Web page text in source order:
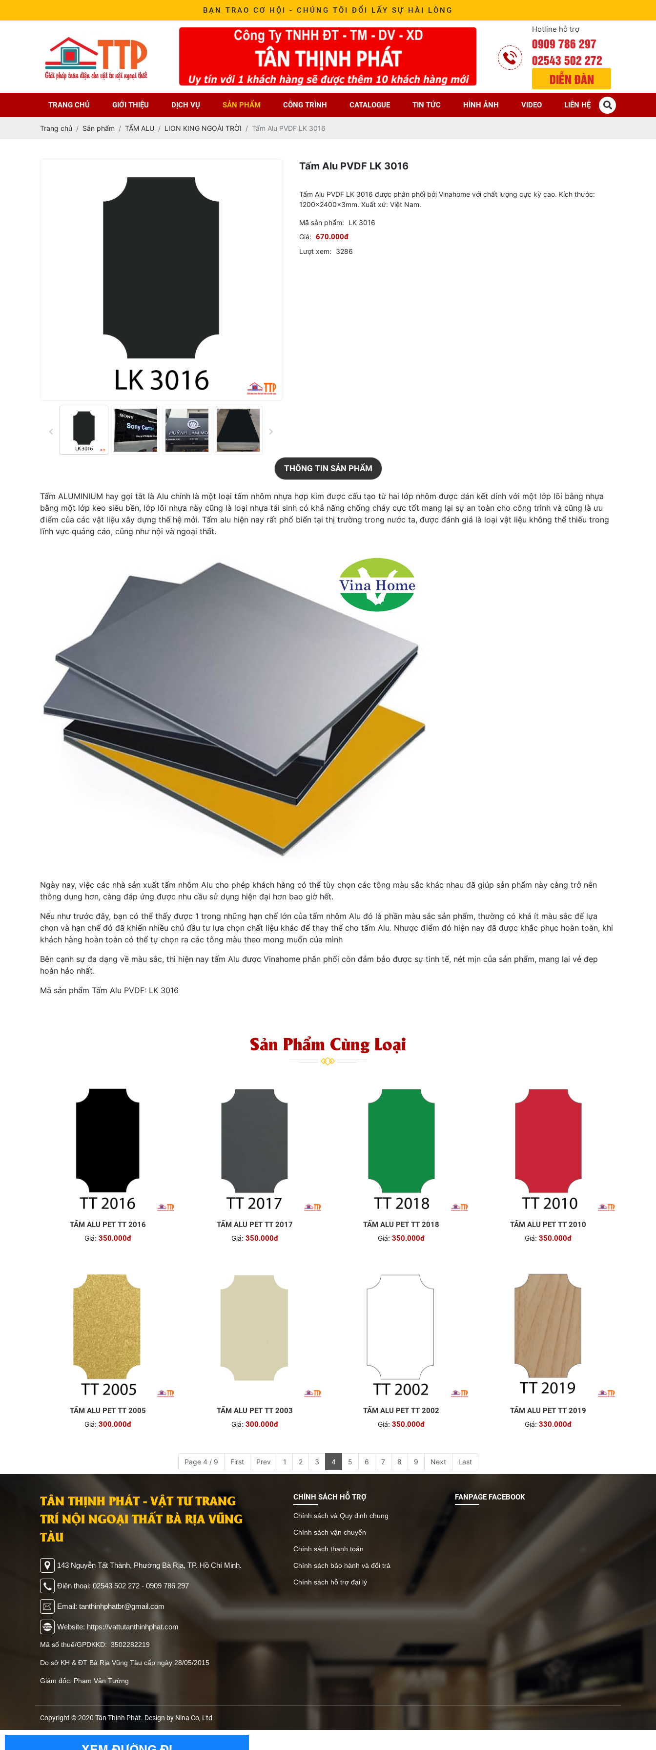
BẠN TRAO CƠ HỘI - CHÚNG TÔI ĐỔI LẤY SỰ HÀI LÒNG
Hotline hỗ trợ
0909 786 297
02543 502 272
DIỄN ĐÀN
TRANG CHỦ GIỚI THIỆU DỊCH VỤ SẢN PHẨM CÔNG TRÌNH CATALOGUE TIN TỨC HÌNH ẢNH VIDEO LIÊN HỆ
Trang chủ Sản phẩm TẤM ALU LION KING NGOÀI TRỜI Tấm Alu PVDF LK 3016
Tấm Alu PVDF LK 3016
Tấm Alu PVDF LK 3016 được phân phối bởi Vinahome với chất lượng cực kỳ cao. Kích thước:
1200x2400x3mm. Xuất xứ: Việt Nam.
Mã sản phẩm:
LK 3016
Giá: 670.000đ
Lượt xem: 3286
THÔNG TIN SẢN PHẨM
Tấm ALUMINIUM hay gọi tắt là Alu chính là một loại tấm nhôm nhựa hợp kim được cấu tạo từ hai lớp nhôm được dán kết dính với một lớp lõi bằng nhựa
bằng một lớp keo siêu bền, lớp lõi nhựa này cũng là loại nhựa tái sinh có khả năng chống cháy cực tốt mang lại sự an toàn cho công trình và cũng là ưu
điểm của các vật liệu xây dựng thế hệ mới. Tấm alu hiện nay rất phổ biến tại thị trường trong nước ta, được đánh giá là loại vật liệu không thể thiếu trong
lĩnh vực quảng cáo, cũng như nội và ngoại thất.
Ngày nay, việc các nhà sản xuất tấm nhôm Alu cho phép khách hàng có thể tùy chọn các tông màu sắc khác nhau đã giúp sản phẩm này càng trở nên
thông dụng hơn, càng đáp ứng được nhu cầu sử dụng hiện đại hơn bao giờ hết.
Nếu như trước đây, bạn có thể thấy được 1 trong những hạn chế lớn của tấm nhôm Alu đó là phần màu sắc sản phẩm, thường có khá ít màu sắc để lựa
chọn và hạn chế đó đã khiến nhiều chủ đầu tư lựa chọn chất liệu khác để thay thế cho tấm Alu. Nhược điểm đó hiện nay đã được khắc phục hoàn toàn, khi
khách hàng hoàn toàn có thể tự chọn ra các tông màu theo mong muốn của mình
Bên cạnh sự đa dạng về màu sắc, thì hiện nay tấm Alu được Vinahome phân phối còn đảm bảo được sự tinh tế, nét mịn của sản phẩm, mang lại vẻ đẹp
hoàn hảo nhất.
Mã sản phẩm Tấm Alu PVDF: LK 3016
Sản Phẩm Cùng Loại
TẤM ALU PET TT 2016
Giá: 350.000đ
TẤM ALU PET TT 2017
Giá: 350.000đ
TẤM ALU PET TT 2018
Giá: 350.000đ
TẤM ALU PET TT 2010
Giá: 350.000đ
TẤM ALU PET TT 2005
Giá: 300.000đ
TẤM ALU PET TT 2003
Giá: 300.000đ
TẤM ALU PET TT 2002
Giá: 350.000đ
TẤM ALU PET TT 2019
Giá: 330.000đ
Page 4 / 9 First Prev 1 2 3 4 5 6 7 8 9 Next Last
TÂN THỊNH PHÁT - VẬT TƯ TRANG
TRÍ NỘI NGOẠI THẤT BÀ RỊA VŨNG
TÀU
143 Nguyễn Tất Thành, Phường Bà Rịa, TP. Hồ Chí Minh.
Điện thoại: 02543 502 272 - 0909 786 297
Email: tanthinhphatbr@gmail.com
Website: https://vattutanthinhphat.com
Mã số thuế/GPDKKD: 3502282219
Do sở KH & ĐT Bà Rịa Vũng Tàu cấp ngày 28/05/2015
Giám đốc: Phạm Văn Tường
CHÍNH SÁCH HỖ TRỢ
Chính sách và Quy định chung
Chính sách vận chuyển
Chính sách thanh toán
Chính sách bảo hành và đổi trả
Chính sách hỗ trợ đại lý
FANPAGE FACEBOOK
Copyright © 2020 Tân Thịnh Phát. Design by Nina Co, Ltd